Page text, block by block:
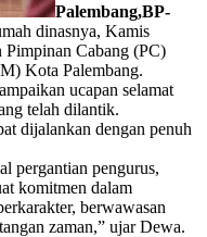
Palembang,BP-
dinasnya, Kamis
Pimpinan Cabang (PC)
Kota Palembang.
ucapan selamat
telah dilantik.
dijalankan dengan penuh
pergantian pengurus,
komitmen dalam
berwawasan
zaman,” ujar Dewa.